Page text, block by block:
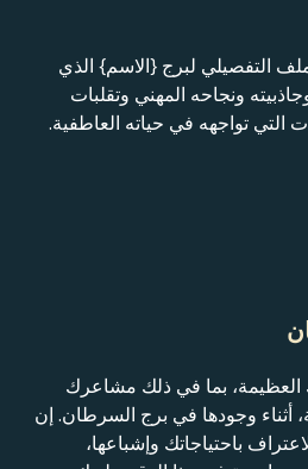
التفصيلي لبرج {الاسم} الذي
ونجاحه المهني وتقلبات
التي تواجهه في حياته العاطفية.
بما في ذلك مشاعرك
أثناء وجودها في برج السرطان. إن
باحتياجاتك وإشباعها،